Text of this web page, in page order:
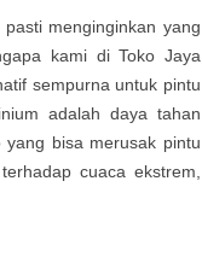
menginginkan yang
kami di Toko Jaya
sempurna untuk pintu
adalah daya tahan
bisa merusak pintu
cuaca ekstrem,